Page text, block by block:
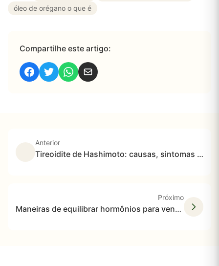
óleo de orégano o que é
Compartilhe este artigo:
Anterior
Tireoidite de Hashimoto: causas, sintomas e tratamentos
Próximo
Maneiras de equilibrar hormônios para vencer doenças autoimunes